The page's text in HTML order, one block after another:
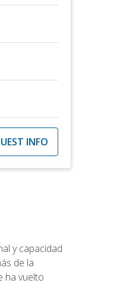
INFO
y capacidad
de la
ha vuelto